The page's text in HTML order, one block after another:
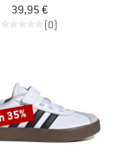
39,95 €
(0)
35%